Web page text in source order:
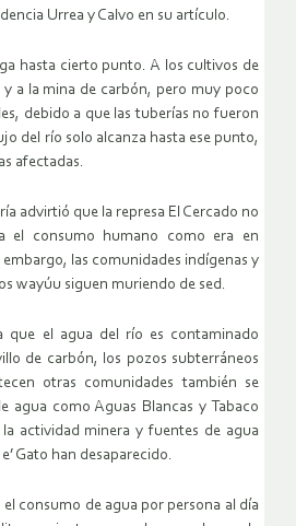
Urrea y Calvo en su artículo.
hasta cierto punto. A los cultivos de
a la mina de carbón, pero muy poco
debido a que las tuberías no fueron
del río solo alcanza hasta ese punto,
afectadas.
advirtió que la represa El Cercado no
el consumo humano como era en
las comunidades indígenas y
wayúu siguen muriendo de sed.
que el agua del río es contaminado
de carbón, los pozos subterráneos
otras comunidades también se
agua como Aguas Blancas y Tabaco
actividad minera y fuentes de agua
Gato han desaparecido.
consumo de agua por persona al día